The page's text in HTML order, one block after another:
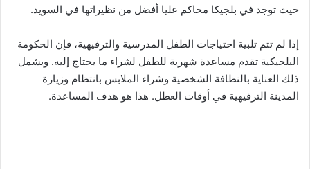
حيث توجد في بلجيكا محاكم عليا أفضل من نظيراتها في السويد.
إذا لم تتم تلبية احتياجات الطفل المدرسية والترفيهية، فإن الحكومة
البلجيكية تقدم مساعدة شهرية للطفل لشراء ما يحتاج إليه. ويشمل
ذلك العناية بالنظافة الشخصية وشراء الملابس بانتظام وزيارة
المدينة الترفيهية في أوقات العطل. هذا هو هدف المساعدة.